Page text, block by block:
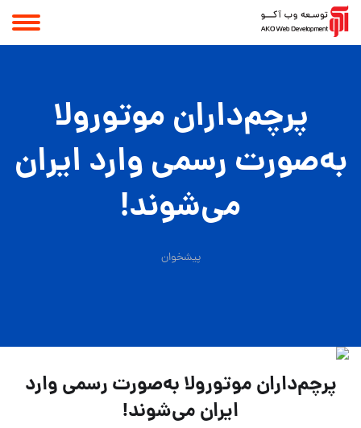
پرچم‌داران موتورولا
به‌صورت رسمی وارد ایران
می‌شوند!
پیشخوان
پرچم‌داران موتورولا به‌صورت رسمی وارد
ایران می‌شوند!